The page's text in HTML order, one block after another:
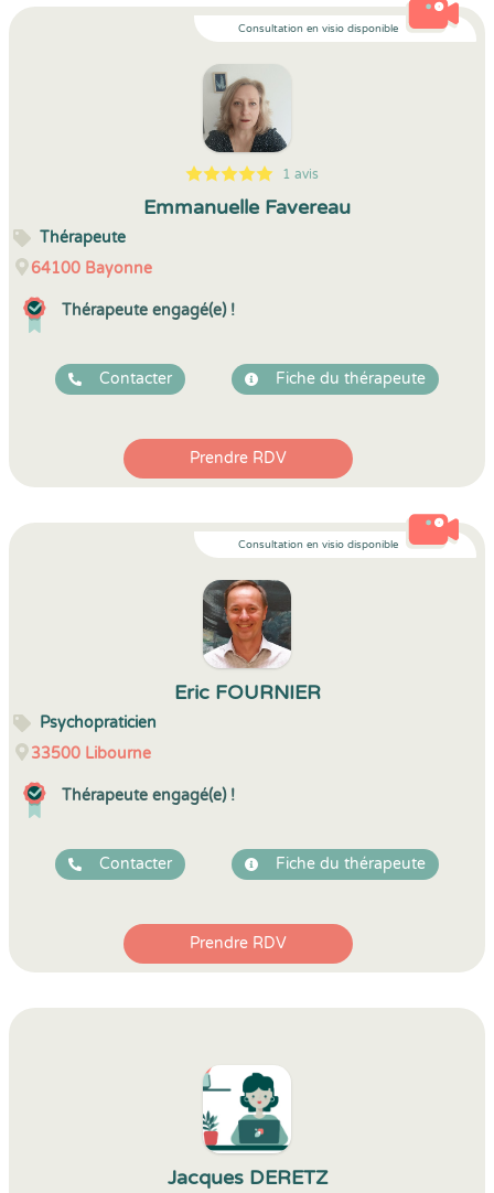
Consultation en visio disponible
5
1
5
1 1 avis
Emmanuelle Favereau
Thérapeute
64100 Bayonne
Thérapeute engagé(e) !
Contacter Fiche du thérapeute
Prendre RDV
Consultation en visio disponible
Eric FOURNIER
Psychopraticien
33500 Libourne
Thérapeute engagé(e) !
Contacter Fiche du thérapeute
Prendre RDV
Jacques DERETZ